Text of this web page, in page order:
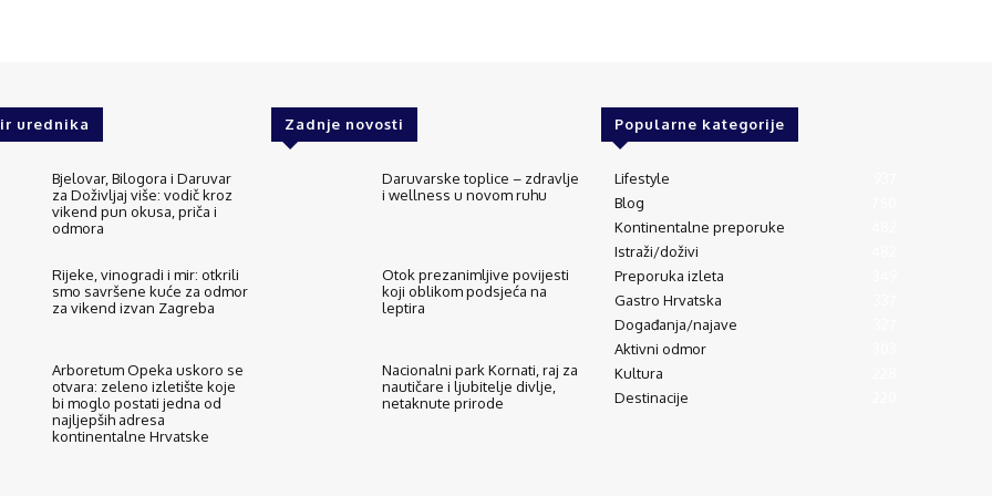
urednika
Bjelovar, Bilogora i Daruvar
za Doživljaj više: vodič kroz
vikend pun okusa, priča i
odmora
Rijeke, vinogradi i mir: otkrili
smo savršene kuće za odmor
za vikend izvan Zagreba
Arboretum Opeka uskoro se
otvara: zeleno izletište koje
bi moglo postati jedna od
najljepših adresa
kontinentalne Hrvatske
Zadnje novosti
Daruvarske toplice – zdravlje
i wellness u novom ruhu
Otok prezanimljive povijesti
koji oblikom podsjeća na
leptira
Nacionalni park Kornati, raj za
nautičare i ljubitelje divlje,
netaknute prirode
Popularne kategorije
Lifestyle
Blog
Kontinentalne preporuke
Istraži/doživi
Preporuka izleta
Gastro Hrvatska
Događanja/najave
Aktivni odmor
Kultura
Destinacije